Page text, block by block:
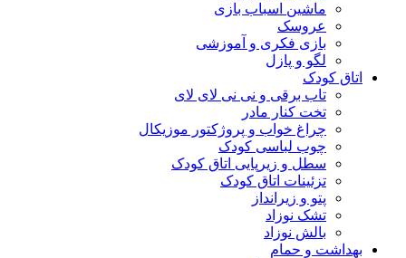
ماشین اسباب بازی
عروسک
بازی فکری و آموزشی
لگو و پازل
اتاق کودک
تاب برقی و نی نی لای لای
تخت کنار مادر
چراغ خواب و پروژکتور موزیکال
چوب لباسی کودک
سطل و زیرپایی اتاق کودک
تزئینات اتاق کودک
پتو و زیرانداز
تشک نوزاد
بالش نوزاد
بهداشت و حمام